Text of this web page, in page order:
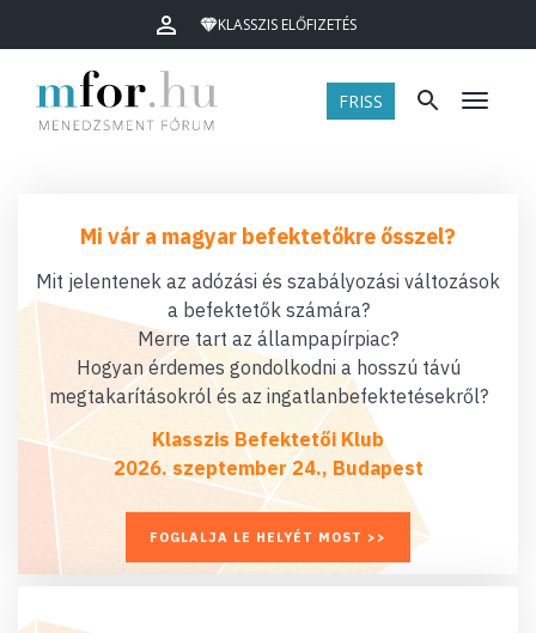
KLASSZIS ELŐFIZETÉS
FRISS Menü
Mi vár a magyar befektetőkre ősszel?
Mit jelentenek az adózási és szabályozási változások
a befektetők számára?
Merre tart az állampapírpiac?
Hogyan érdemes gondolkodni a hosszú távú
megtakarításokról és az ingatlanbefektetésekről?
Klasszis Befektetői Klub
2026. szeptember 24., Budapest
FOGLALJA LE HELYÉT MOST >>